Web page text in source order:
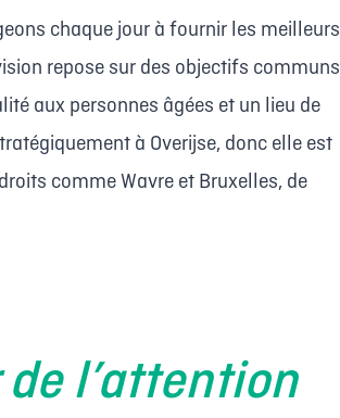
chaque jour à fournir les meilleurs
repose sur des objectifs communs
aux personnes âgées et un lieu de
à Overijse, donc elle est
comme Wavre et Bruxelles, de
l’attention